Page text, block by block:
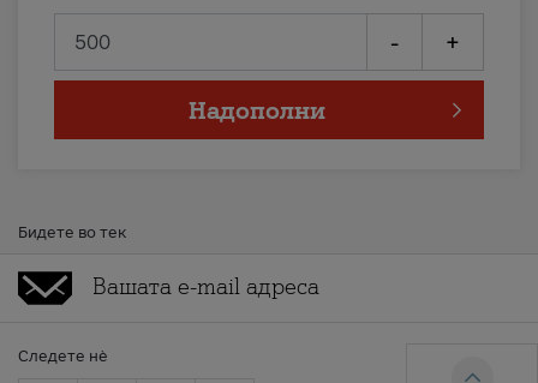
- +
Надополни
Бидете во тек
Следете нè